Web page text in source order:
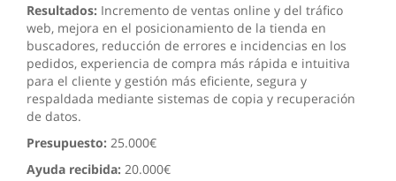
Resultados: Incremento de ventas online y del tráfico
web, mejora en el posicionamiento de la tienda en
buscadores, reducción de errores e incidencias en los
pedidos, experiencia de compra más rápida e intuitiva
para el cliente y gestión más eficiente, segura y
respaldada mediante sistemas de copia y recuperación
de datos.
Presupuesto: 25.000€
Ayuda recibida: 20.000€